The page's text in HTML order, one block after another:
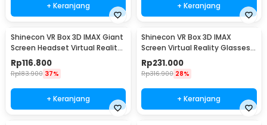
+ Keranjang + Keranjang
Shinecon VR Box 3D IMAX Giant
Screen Headset Virtual Reality
Glasses - SC-G15
Rp116.800
Rp183.900 37%
+ Keranjang
Shinecon VR Box 3D IMAX
Screen Virtual Reality Glasses
With Headphone - SC-G15E
Rp231.000
Rp316.900 28%
+ Keranjang